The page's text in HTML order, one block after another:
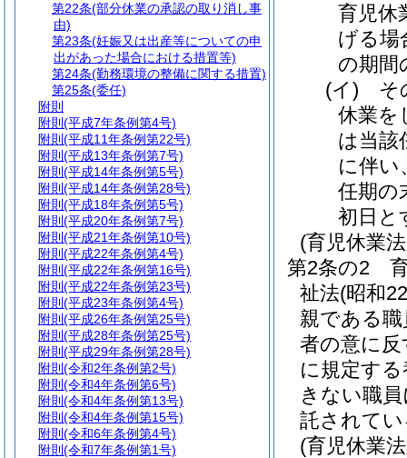
育児休
げる場
の期間
(イ)
そ
休業を
は当該
に伴い
任期の
初日と
(育児休業
第2条の2
祉法(昭和
親である職
者の意に
に規定す
きない職
託されて
(育児休業
第22条(部分休業の承認の取り消し事
由)
第23条(妊娠又は出産等についての申
出があった場合における措置等)
第24条(勤務環境の整備に関する措置)
第25条(委任)
附則
附則 (平成7年条例第4号)
附則 (平成11年条例第22号)
附則 (平成13年条例第7号)
附則 (平成14年条例第5号)
附則 (平成14年条例第28号)
附則 (平成18年条例第5号)
附則 (平成20年条例第7号)
附則 (平成21年条例第10号)
附則 (平成22年条例第4号)
附則 (平成22年条例第16号)
附則 (平成22年条例第23号)
附則 (平成23年条例第4号)
附則 (平成26年条例第25号)
附則 (平成28年条例第25号)
附則 (平成29年条例第28号)
附則 (令和2年条例第2号)
附則 (令和4年条例第6号)
附則 (令和4年条例第13号)
附則 (令和4年条例第15号)
附則 (令和6年条例第4号)
附則 (令和7年条例第1号)